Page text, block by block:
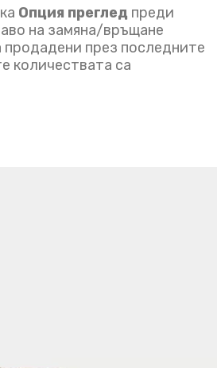
Опция преглед преди
на замяна/връщане
продадени през последните
количествата са